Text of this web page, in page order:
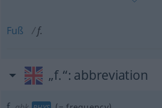
Fuß f.
„f.“: abbreviation